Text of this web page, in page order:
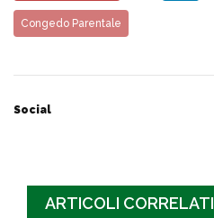
Congedo Parentale
Social
ARTICOLI CORRELATI